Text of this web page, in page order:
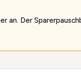
an. Der